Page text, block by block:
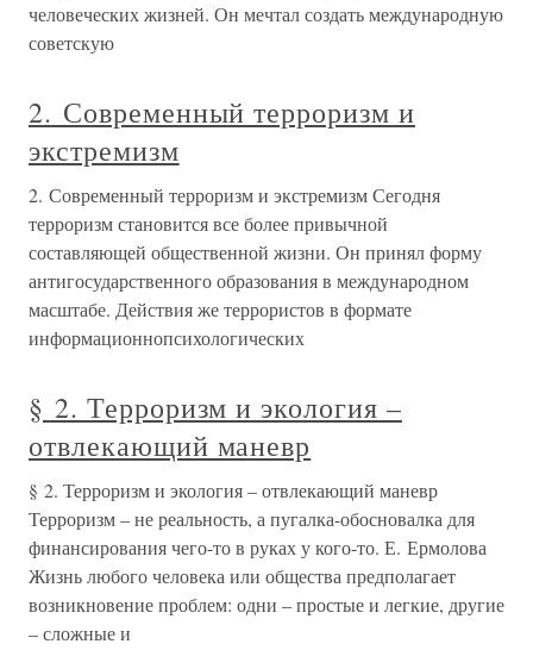
человеческих жизней. Он мечтал создать международную
советскую
2. Современный терроризм и
экстремизм
2. Современный терроризм и экстремизм Сегодня
терроризм становится все более привычной
составляющей общественной жизни. Он принял форму
антигосударственного образования в международном
масштабе. Действия же террористов в формате
информационнопсихологических
§ 2. Терроризм и экология –
отвлекающий маневр
§ 2. Терроризм и экология – отвлекающий маневр
Терроризм – не реальность, а пугалка-обосновалка для
финансирования чего-то в руках у кого-то. Е. Ермолова
Жизнь любого человека или общества предполагает
возникновение проблем: одни – простые и легкие, другие
– сложные и